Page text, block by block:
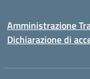
Amministrazione
Dichiarazione di